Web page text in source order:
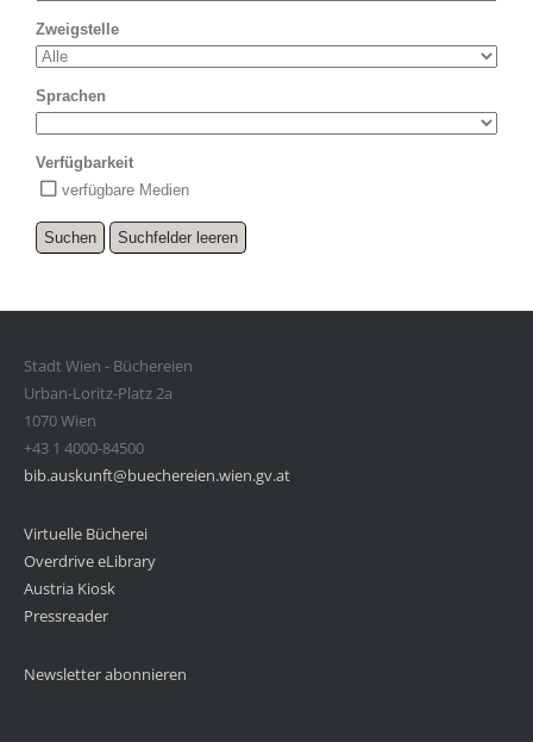
Zweigstelle
Sprachen
Verfügbarkeit
verfügbare Medien
Stadt Wien - Büchereien
Urban-Loritz-Platz 2a
1070 Wien
+43 1 4000-84500
bib.auskunft@buechereien.wien.gv.at
Virtuelle Bücherei
Overdrive eLibrary
Austria Kiosk
Pressreader
Newsletter abonnieren